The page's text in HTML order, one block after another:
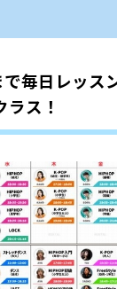
毎日レッス
ス！